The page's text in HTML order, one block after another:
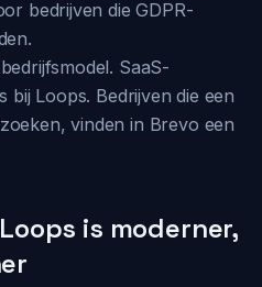
bedrijven die GDPR-
SaaS-
bij Loops. Bedrijven die een
vinden in Brevo een
is moderner,